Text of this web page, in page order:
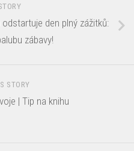
den plný zážitků:
zábavy!
STORY
| Tip na knihu